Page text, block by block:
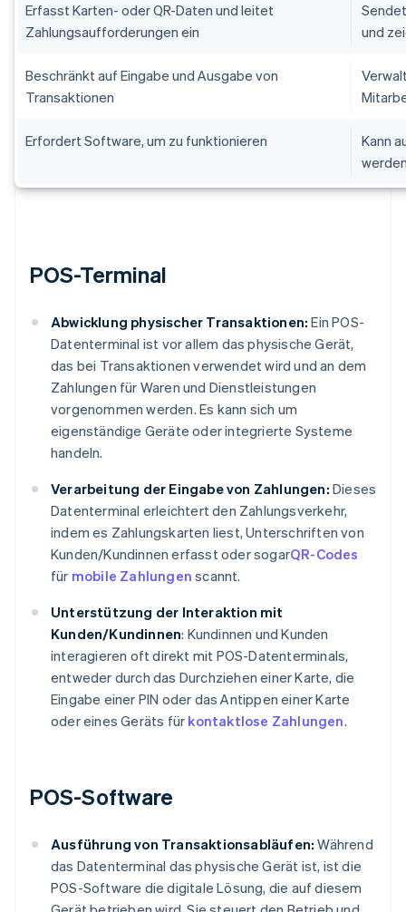
Erfasst Karten- oder QR-Daten und leitet
Zahlungsaufforderungen ein
und
Beschränkt auf Eingabe und Ausgabe von
Transaktionen
Erfordert Software, um zu funktionieren
Kann
POS-Terminal
Abwicklung physischer Transaktionen: Ein POS-
Datenterminal ist vor allem das physische Gerät,
das bei Transaktionen verwendet wird und an dem
Zahlungen für Waren und Dienstleistungen
vorgenommen werden. Es kann sich um
eigenständige Geräte oder integrierte Systeme
handeln.
Verarbeitung der Eingabe von Zahlungen: Dieses
Datenterminal erleichtert den Zahlungsverkehr,
indem es Zahlungskarten liest, Unterschriften von
Kunden/Kundinnen erfasst oder sogarQR-Codes
für mobile Zahlungen scannt.
Unterstützung der Interaktion mit
Kunden/Kundinnen: Kundinnen und Kunden
interagieren oft direkt mit POS-Datenterminals,
entweder durch das Durchziehen einer Karte, die
Eingabe einer PIN oder das Antippen einer Karte
oder eines Geräts für kontaktlose Zahlungen.
POS-Software
Ausführung von Transaktionsabläufen: Während
das Datenterminal das physische Gerät ist, ist die
POS-Software die digitale Lösung, die auf diesem